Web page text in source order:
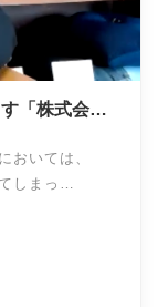
「株式会社
おいては、
しまっ…